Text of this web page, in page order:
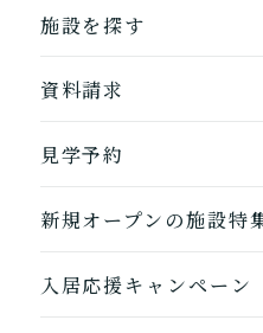
お客様に選ばれるで
ホームに入居する
自宅から通う
自宅に来てもらう
施設を探す
地図から探す
自宅から通う/来て
資料請求
見学予約
新規オープンの施設特
入居応援キャンペーン